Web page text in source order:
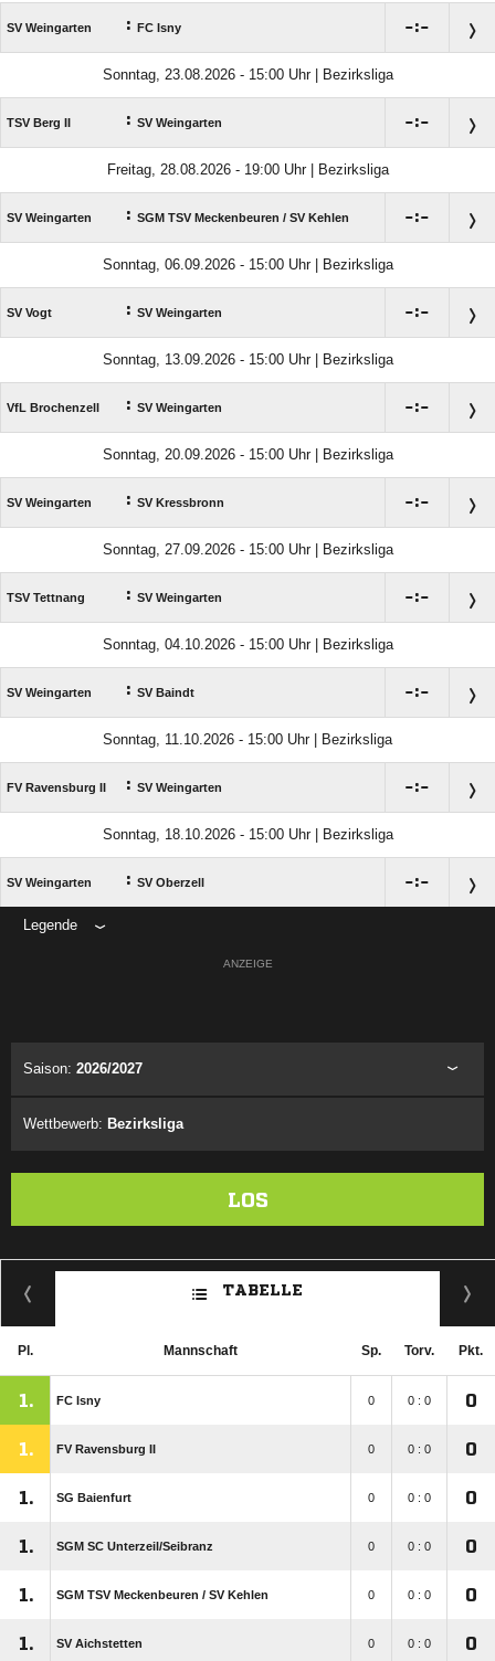
SV Weingarten : FC Isny :
Sonntag, 23.08.2026 - 15:00 Uhr | Bezirksliga
TSV Berg II : SV Weingarten :
Freitag, 28.08.2026 - 19:00 Uhr | Bezirksliga
SV Weingarten : SGM TSV Meckenbeuren /​ SV Kehlen :
Sonntag, 06.09.2026 - 15:00 Uhr | Bezirksliga
SV Vogt : SV Weingarten :
Sonntag, 13.09.2026 - 15:00 Uhr | Bezirksliga
VfL Brochenzell : SV Weingarten :
Sonntag, 20.09.2026 - 15:00 Uhr | Bezirksliga
SV Weingarten : SV Kressbronn :
Sonntag, 27.09.2026 - 15:00 Uhr | Bezirksliga
TSV Tettnang : SV Weingarten :
Sonntag, 04.10.2026 - 15:00 Uhr | Bezirksliga
SV Weingarten : SV Baindt :
Sonntag, 11.10.2026 - 15:00 Uhr | Bezirksliga
FV Ravensburg II : SV Weingarten :
Sonntag, 18.10.2026 - 15:00 Uhr | Bezirksliga
SV Weingarten : SV Oberzell :
Legende
ANZEIGE
Saison: 2026/2027
Wettbewerb: Bezirksliga
LOS
TABELLE
Pl. Mannschaft Sp. Torv. Pkt.
1. FC Isny 0 0 : 0 0
1. FV Ravensburg II 0 0 : 0 0
1. SG Baienfurt 0 0 : 0 0
1. SGM SC Unterzeil/​Seibranz 0 0 : 0 0
1. SGM TSV Meckenbeuren /​ SV Kehlen 0 0 : 0 0
1. SV Aichstetten 0 0 : 0 0